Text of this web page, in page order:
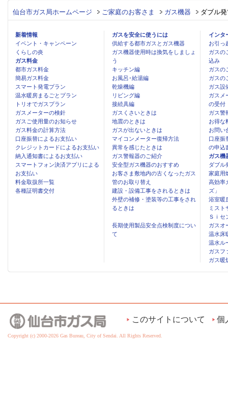
仙台市ガス局ホームページ ご家庭のお客さま ガス機器 ダブル
新着情報
イベント・キャンペーン
くらしの炎
ガス料金
都市ガス料金
簡易ガス料金
スマート発電プラン
温水暖房まるごとプラン
トリオでガスプラン
ガスメーターの検針
ガスご使用量のお知らせ
ガス料金の計算方法
口座振替によるお支払い
クレジットカードによるお支払い
納入通知書によるお支払い
スマートフォン決済アプリによる
お支払い
料金取扱所一覧
各種証明書交付
ガスを安全に使うには
供給する都市ガスとガス機器
ガス機器使用時は換気をしましょ
う
キッチン編
お風呂･給湯編
乾燥機編
リビング編
接続具編
ガスくさいときは
地震のときは
ガスが出ないときは
マイコンメーター復帰方法
異常を感じたときは
ガス警報器のご紹介
安全型ガス機器のおすすめ
お客さま敷地内の古くなったガス
管のお取り替え
建設・設備工事をされるときは
外壁の補修・塗装等の工事をされ
るときは
長期使用製品安全点検制度につい
て
インタ
お引っ
ガスの
込み
ガスの
ガスの
ガス設
ガスメ
の受付
ガス警
お得な
お問い
口座振
の申込
ガス機
ダブル
家庭用
高効率
ズ」
浴室暖
ミスト
Ｓｉセ
ガスオ
温水床
温水ル
ガスフ
ガス暖
このサイトについて 個
Copyright (c) 2000-2026 Gas Bureau, City of Sendai. All Rights Reserved.